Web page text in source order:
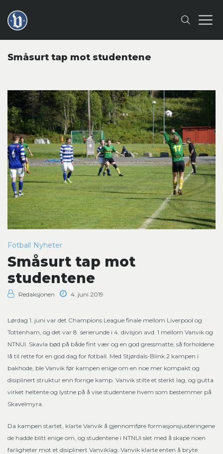
Småsurt tap mot studentene
Fotball Nyheter
Småsurt tap mot
studentene
Redaksjonen 4. juni 2019
Lørdag 1. juni var det Champions League finale mellom Liverpool og
Tottenham, og det var 8. serierunde i 4. divisjon avd. 1 mellom Vanvik og
NTNUI. Skavla bød på både fint vær og en god gressmatte, så forholdene
lå til rette for en god dag for fotball. Med Stjørdals-Blink 2 kampen i
bakhode, ble Vanvik før kampen enige om en noe mer kompakt og
disiplinert struktur enn forrige kamp. Vanvik stilte et sterkt lag, og gutta
virket heltente og lystne på å vise studentene hvem som bestemmer på
Skavelmyra.
Da kampen startet, klarte Vanvik å gjennomføre formasjonsjusteringene
de hadde blitt enige om, og studentene i NTNUI slet med å skape noen
farligheter mot et disiplinert Vanviklag. Vanvik klarte enten å bryte